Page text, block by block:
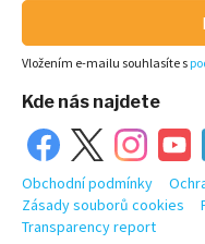
Vložením e-mailu souhlasíte s
Kde nás najdete
Obchodní podmínky
Zásady souborů cookies
Transparency report